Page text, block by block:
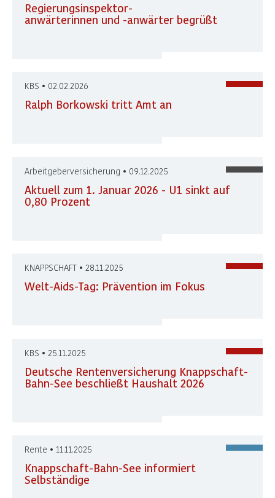
Regierungsinspektor-
anwärterinnen und -anwärter begrüßt
KBS • 02.02.2026
Ralph Borkowski tritt Amt an
Arbeitgeberversicherung • 09.12.2025
Aktuell zum 1. Januar 2026 - U1 sinkt auf
0,80 Prozent
KNAPPSCHAFT • 28.11.2025
Welt-Aids-Tag: Prävention im Fokus
KBS • 25.11.2025
Deutsche Rentenversicherung Knappschaft-
Bahn-See beschließt Haushalt 2026
Rente • 11.11.2025
Knappschaft-Bahn-See informiert
Selbständige